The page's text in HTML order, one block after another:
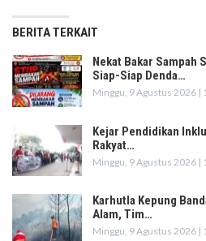
BERITA TERKAIT
Nekat Bakar Sampah
Siap-Siap Denda…
Minggu, 9 Agustus 2026 |
Kejar Pendidikan
Rakyat…
Minggu, 9 Agustus 2026 |
Karhutla Kepung
Alam, Tim…
Minggu, 9 Agustus 2026 |